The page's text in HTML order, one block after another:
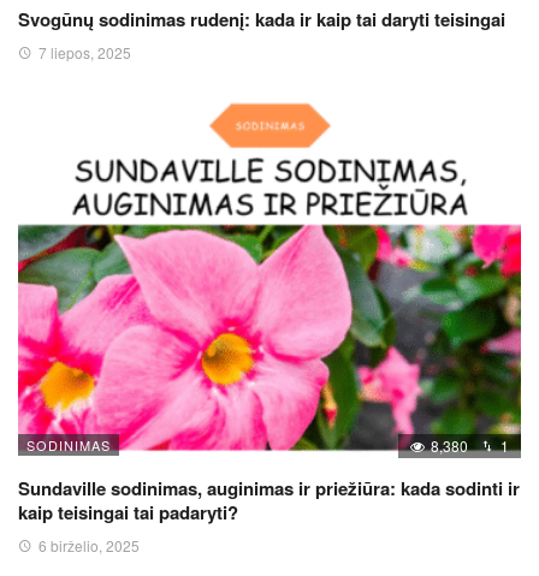
Svogūnų sodinimas rudenį: kada ir kaip tai daryti teisingai
7 liepos, 2025
SODINIMAS 8,380 1
Sundaville sodinimas, auginimas ir priežiūra: kada sodinti ir
kaip teisingai tai padaryti?
6 birželio, 2025